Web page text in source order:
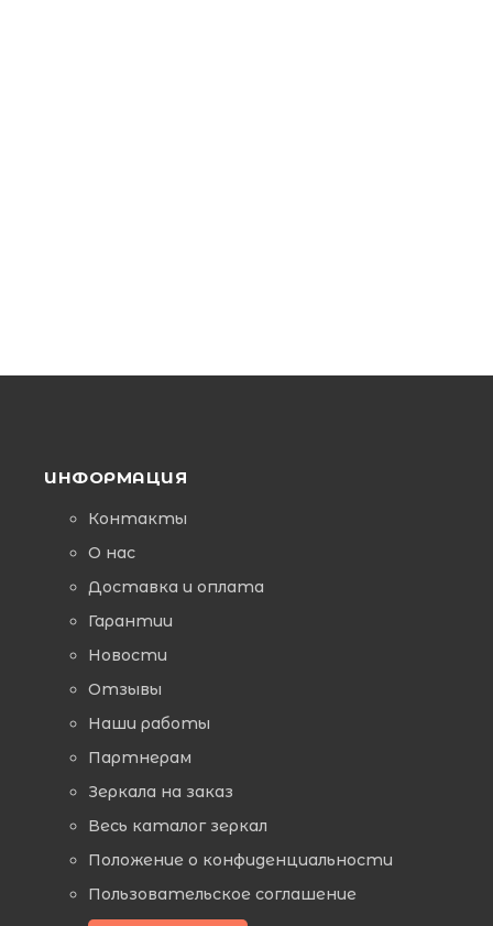
ИНФОРМАЦИЯ
Контакты
О нас
Доставка и оплата
Гарантии
Новости
Отзывы
Наши работы
Партнерам
Зеркала на заказ
Весь каталог зеркал
Положение о конфиденциальности
Пользовательское соглашение